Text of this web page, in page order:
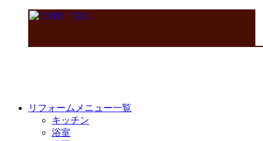
リフォームメニュー一覧
キッチン
浴室